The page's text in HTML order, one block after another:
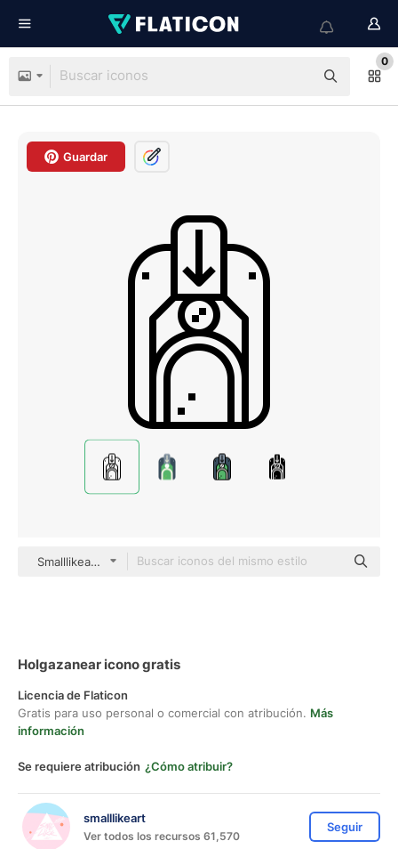
0
Guardar
Smalllikeart Lineal
Holgazanear icono gratis
Licencia de Flaticon
Gratis para uso personal o comercial con atribución. Más
información
Se requiere atribución ¿Cómo atribuir?
smalllikeart
Ver todos los recursos 61,570
Seguir